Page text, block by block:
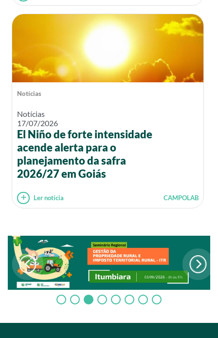
Notícias
Notícias
17/07/2026
El Niño de forte intensidade
acende alerta para o
planejamento da safra
2026/27 em Goiás
Ler notícia CAMPOLAB